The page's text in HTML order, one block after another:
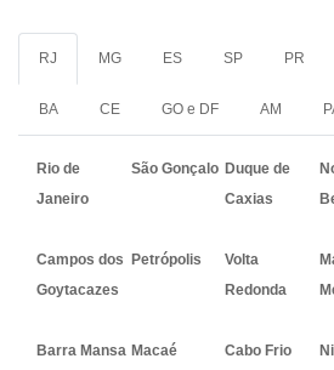
RJ MG ES SP PR
BA CE GO e DF AM
Rio de
Janeiro
São Gonçalo Duque de
Caxias
Campos dos
Goytacazes
Petrópolis
Volta
Redonda
Barra Mansa Macaé Cabo Frio